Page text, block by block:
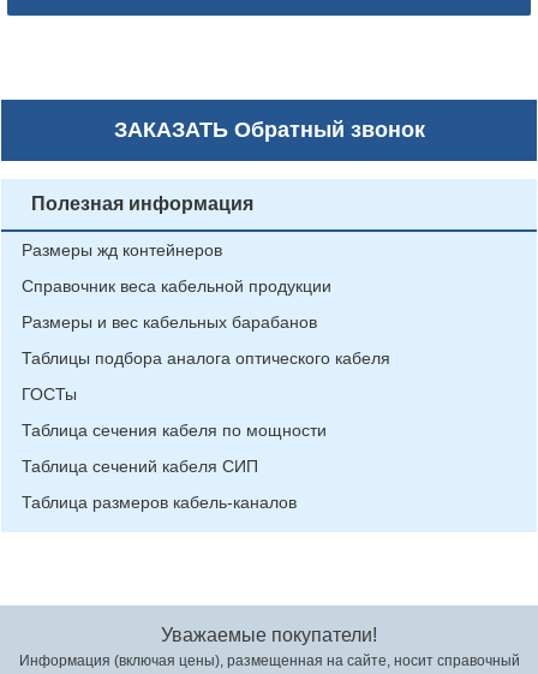
ЗАКАЗАТЬОбратный звонок
Полезная информация
Размеры жд контейнеров
Справочник веса кабельной продукции
Размеры и вес кабельных барабанов
Таблицы подбора аналога оптического кабеля
ГОСТы
Таблица сечения кабеля по мощности
Таблица сечений кабеля СИП
Таблица размеров кабель-каналов
Уважаемые покупатели!
Информация (включая цены), размещенная на сайте, носит справочный